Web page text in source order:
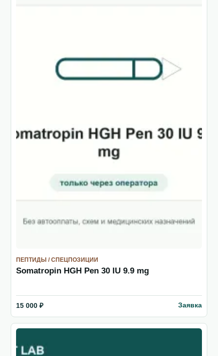
ПЕПТИДЫ / СПЕЦПОЗИЦИИ
Somatropin HGH Pen 30 IU 9.9 mg
15 000 ₽ Заявка